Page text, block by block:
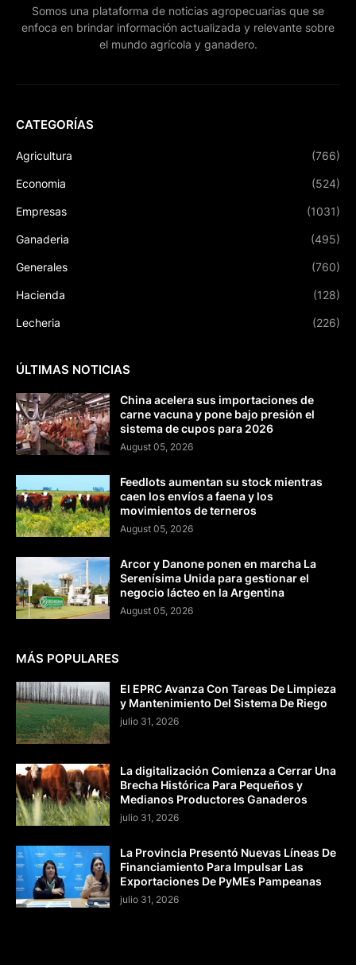
Somos una plataforma de noticias agropecuarias que se
enfoca en brindar información actualizada y relevante sobre
el mundo agrícola y ganadero.
CATEGORÍAS
Agricultura (766)
Economia (524)
Empresas (1031)
Ganaderia (495)
Generales (760)
Hacienda (128)
Lecheria (226)
ÚLTIMAS NOTICIAS
China acelera sus importaciones de
carne vacuna y pone bajo presión el
sistema de cupos para 2026
August 05, 2026
Feedlots aumentan su stock mientras
caen los envíos a faena y los
movimientos de terneros
August 05, 2026
Arcor y Danone ponen en marcha La
Serenísima Unida para gestionar el
negocio lácteo en la Argentina
August 05, 2026
MÁS POPULARES
El EPRC Avanza Con Tareas De Limpieza
y Mantenimiento Del Sistema De Riego
julio 31, 2026
La digitalización Comienza a Cerrar Una
Brecha Histórica Para Pequeños y
Medianos Productores Ganaderos
julio 31, 2026
La Provincia Presentó Nuevas Líneas De
Financiamiento Para Impulsar Las
Exportaciones De PyMEs Pampeanas
julio 31, 2026